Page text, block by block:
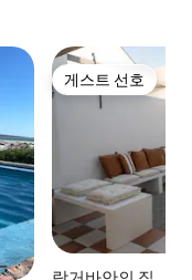
게스트 선호
게스트 선호